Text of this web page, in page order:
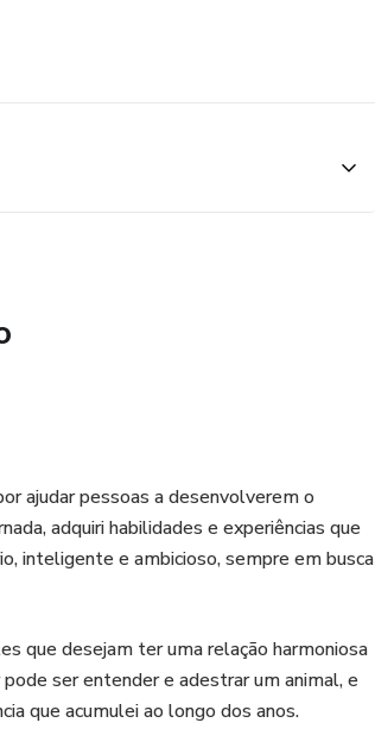
ajudar pessoas a desenvolverem o
adquiri habilidades e experiências que
inteligente e ambicioso, sempre em busca
que desejam ter uma relação harmoniosa
ser entender e adestrar um animal, e
que acumulei ao longo dos anos.